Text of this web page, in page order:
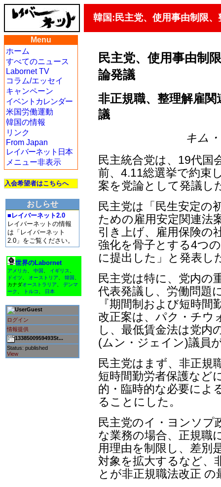
韓国:民主党、使用事由制限
Menu
ホーム
すべてのニュース
Labornet TV
コラム/エッセイ
キャンペーン
イベントカレンダー
米国労働運動
韓国の情報
リンク
From Japan
レイバーネット日本
メニュー非表示
入会希望者はこちらへ
おしらせ
■レイバーネット2.0
レイバーネットの情報
は「レイバーネット
2.0」をご覧ください。
世界のLabornet
アメリカ 中国 イギリス
ドイツ
オーストリア 韓国
カナダオーストラリア
デンマ
ーク
トルコ 日本
Guest
ログイン
情報提供
1338500959493St...
Status: published
View
民主党、使用事由制
論発議
非正規職、整理解雇
議
キム
民主統合党は、19代国
前、4.11総選挙で約束
案を党論として発議し
民主党は「民生安定の
ための雇用安定関連法
引き上げ、雇用保険の
強化を骨子とする4つ
に提出した」と発表し
民主党は特に、党内の
代表発議し、労働問題
『期間制および短時
改正案は、パク・チウ
し、最低賃金法は党内
(ムン・ジェイン)議員
民主党はまず、非正規
短時間勤労者保護など
的・臨時的な必要によ
ることにした。
民主党のイ・ヨンソプ
な業務の場合、正規職
用理由を制限し、差別
対象を拡大するなど、
とが非正規職法改正